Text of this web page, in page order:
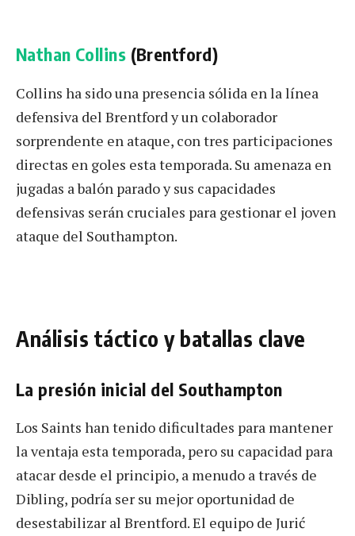
Nathan Collins (Brentford)
Collins ha sido una presencia sólida en la línea
defensiva del Brentford y un colaborador
sorprendente en ataque, con tres participaciones
directas en goles esta temporada. Su amenaza en
jugadas a balón parado y sus capacidades
defensivas serán cruciales para gestionar el joven
ataque del Southampton.
Análisis táctico y batallas clave
La presión inicial del Southampton
Los Saints han tenido dificultades para mantener
la ventaja esta temporada, pero su capacidad para
atacar desde el principio, a menudo a través de
Dibling, podría ser su mejor oportunidad de
desestabilizar al Brentford. El equipo de Jurić